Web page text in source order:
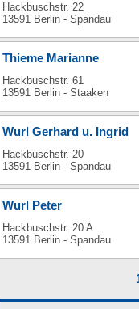
Hackbuschstr. 22
13591 Berlin - Spandau
Thieme Marianne
Hackbuschstr. 61
13591 Berlin - Staaken
Wurl Gerhard u. Ingrid
Hackbuschstr. 20
13591 Berlin - Spandau
Wurl Peter
Hackbuschstr. 20 A
13591 Berlin - Spandau